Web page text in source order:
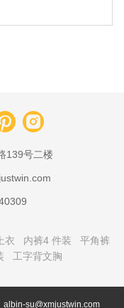
139号二楼
衣 内裤4 件装
平角裤
工字背文胸
albin-su@xmjustwin.com